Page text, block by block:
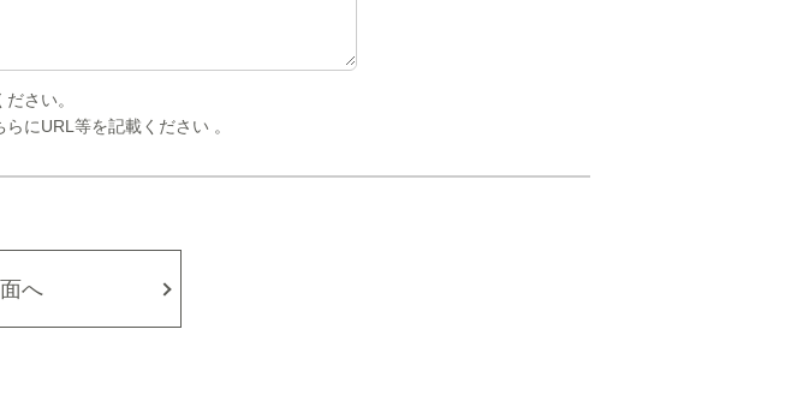
さい。
にURL等を記載ください 。
へ